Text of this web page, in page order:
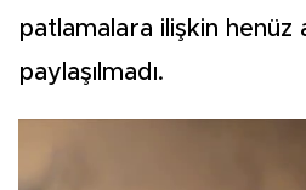
patlamalara ilişkin henüz
paylaşılmadı.